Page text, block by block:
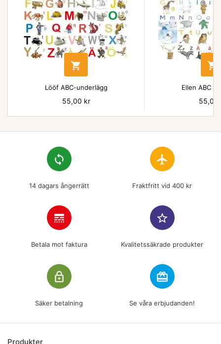

Lööf ABC-underlägg
Pris
55,00 kr

Ellen ABC
Pris
55,00
loop
14 dagars ångerrätt
flight
Fraktfritt vid 400 kr
line_style
Betala mot faktura
star_border
Kvalitetssäkrade produkter
lock_outline
Säker betalning
redeem
Se våra erbjudanden!
Produkter